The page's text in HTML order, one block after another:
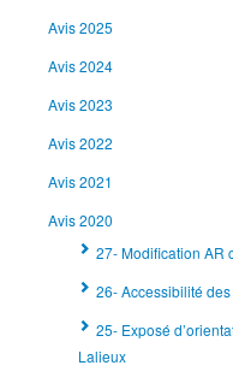
Avis 2025
Avis 2024
Avis 2023
Avis 2022
Avis 2021
Avis 2020
27- Modification AR
26- Accessibilité
25- Exposé
Lalieux